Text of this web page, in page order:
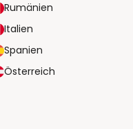
Rumänien
Italien
Spanien
Österreich